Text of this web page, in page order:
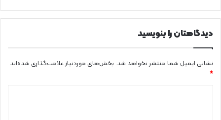
دیدگاهتان را بنویسید
نشانی ایمیل شما منتشر نخواهد شد. بخش‌های موردنیاز علامت‌گذاری شده‌اند
*